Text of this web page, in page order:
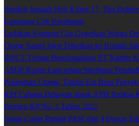
Sambut Jamaah Haji Kloter 17, Tim
Langsung Cek Kesehatan
Ledakan Kompor Gas Gegerkan Warga
Orang Suami Isteri Dilarikan ke Rumah
BNCT Terima Benchmarking PT Kaltim
ASDP Resmi Luncurkan Sterilisasi
Pelabuhan Utama, Tandai Era Baru
KPI Cabang Belawan desak APH Periksa
Permen KP No. 3 Tahun 2021
Nama Calon Panitia PAW dari 4 Dusun